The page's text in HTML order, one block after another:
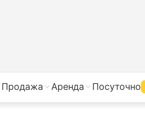
Продажа Аренда Посуточно